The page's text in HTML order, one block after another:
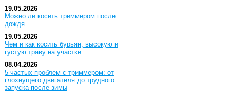
19.05.2026
Можно ли косить триммером после
дождя
19.05.2026
Чем и как косить бурьян, высокую и
густую траву на участке
08.04.2026
5 частых проблем с триммером: от
глохнущего двигателя до трудного
запуска после зимы